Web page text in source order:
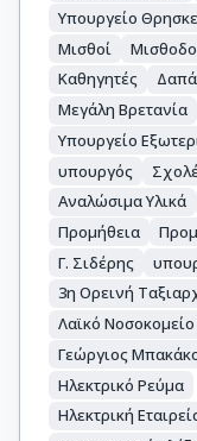
Υπουργείο
Μισθοί
Καθηγητές
Μεγάλη Βρετανία
Υπουργείο
υπουργός
Αναλώσιμα Υλικά
Προμήθεια
Γ. Σιδέρης
3η Ορεινή
Λαϊκό Νοσοκομείο
Γεώργιος
Ηλεκτρικό Ρεύμα
Ηλεκτρική